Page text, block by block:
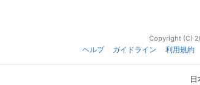
Copyright (C)
ヘルプ
ガイドライン 利用規約
日